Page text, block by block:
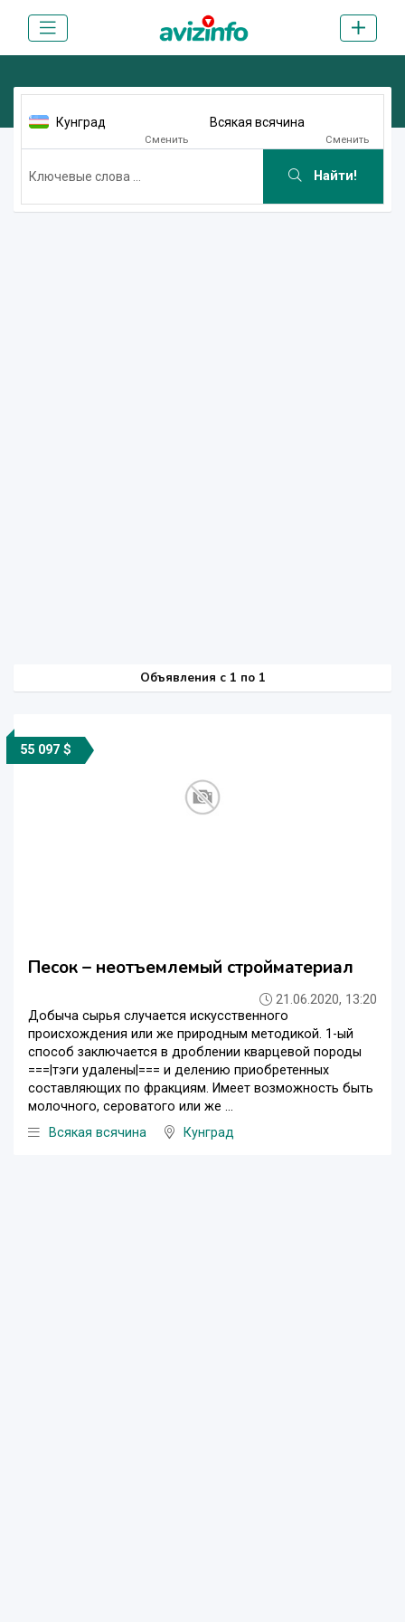
Кунград
Сменить
Всякая всячина
Сменить
Найти!
Объявления c 1 по 1
55 097 $
Песок – неотъемлемый стройматериал
21.06.2020, 13:20
Добыча сырья случается искусственного
происхождения или же природным методикой. 1-ый
способ заключается в дроблении кварцевой породы
===|тэги удалены|=== и делению приобретенных
составляющих по фракциям. Имеет возможность быть
молочного, сероватого или же ...
Всякая всячина
Кунград